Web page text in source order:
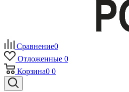
Сравнение0
Отложенные 0
Корзина0 0